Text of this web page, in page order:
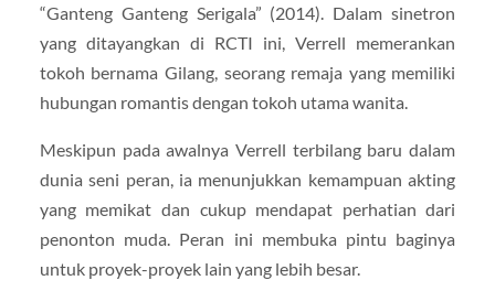
“Ganteng Ganteng Serigala” (2014). Dalam sinetron
yang ditayangkan di RCTI ini, Verrell memerankan
tokoh bernama Gilang, seorang remaja yang memiliki
hubungan romantis dengan tokoh utama wanita.
Meskipun pada awalnya Verrell terbilang baru dalam
dunia seni peran, ia menunjukkan kemampuan akting
yang memikat dan cukup mendapat perhatian dari
penonton muda. Peran ini membuka pintu baginya
untuk proyek-proyek lain yang lebih besar.